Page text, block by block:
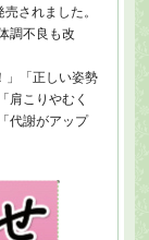
されました。
調不良も改
」「正しい姿勢
肩こりやむく
代謝がアップ